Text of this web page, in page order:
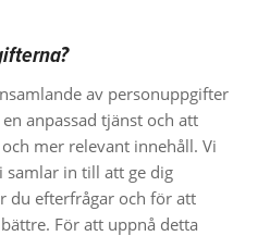
av personuppgifter
anpassad tjänst och att
mer relevant innehåll. Vi
in till att ge dig
du efterfrågar och för att
För att uppnå detta